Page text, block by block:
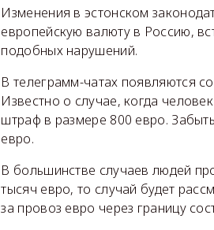
Изменения в эстонском
европейскую валюту в Россию,
подобных нарушений.
В телеграмм-чатах появляются
Известно о случае, когда
штраф в размере 800 евро.
евро.
В большинстве случаев людей
тысяч евро, то случай будет
за провоз евро через границу